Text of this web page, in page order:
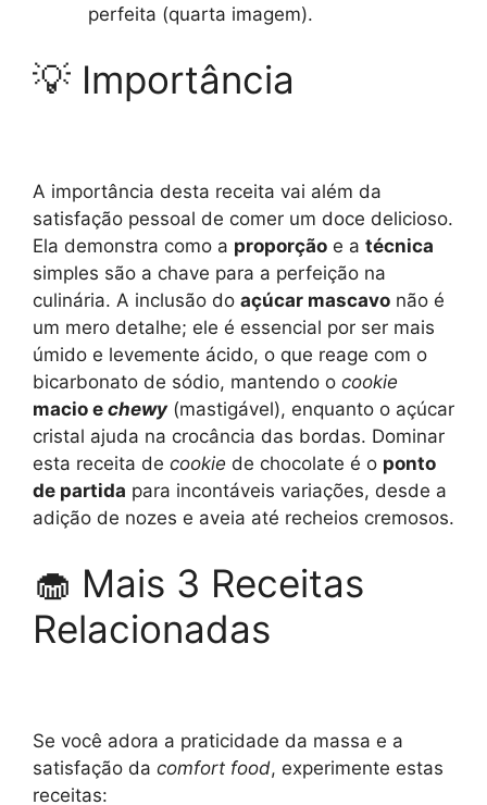
perfeita (quarta imagem).
💡 Importância
A importância desta receita vai além da
satisfação pessoal de comer um doce delicioso.
Ela demonstra como a proporção e a técnica
simples são a chave para a perfeição na
culinária. A inclusão do açúcar mascavo não é
um mero detalhe; ele é essencial por ser mais
úmido e levemente ácido, o que reage com o
bicarbonato de sódio, mantendo o cookie
macio e chewy(mastigável), enquanto o açúcar
cristal ajuda na crocância das bordas. Dominar
esta receita de cookie de chocolate é o ponto
de partida para incontáveis variações, desde a
adição de nozes e aveia até recheios cremosos.
🧁 Mais 3 Receitas
Relacionadas
Se você adora a praticidade da massa e a
satisfação da comfort food, experimente estas
receitas: